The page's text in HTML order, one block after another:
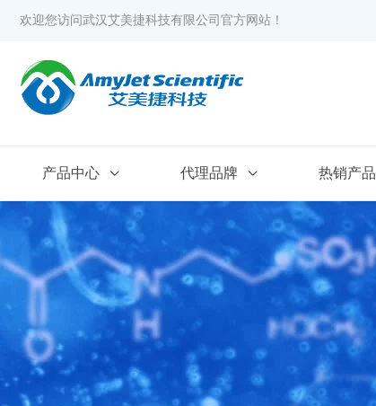
欢迎您访问武汉艾美捷科技有限公司官方网站！
产品中心 代理品牌 热销产品